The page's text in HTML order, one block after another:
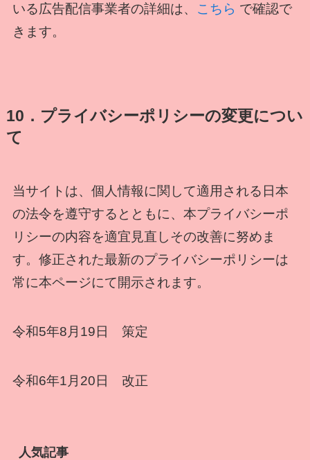
いる広告配信事業者の詳細は、 こちら で確認で
きます。
10．プライバシーポリシーの変更につい
て
当サイトは、個人情報に関して適用される日本
の法令を遵守するとともに、本プライバシーポ
リシーの内容を適宜見直しその改善に努めま
す。修正された最新のプライバシーポリシーは
常に本ページにて開示されます。
令和5年8月19日 策定
令和6年1月20日 改正
人気記事